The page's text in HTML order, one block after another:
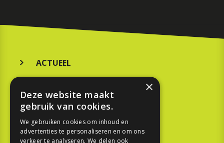
ACTUEEL
KOOPGIDS
TESTEN
×
Deze website maakt
gebruik van cookies.
We gebruiken cookies om inhoud en
advertenties te personaliseren en om ons
verkeer te analyseren. We delen ook